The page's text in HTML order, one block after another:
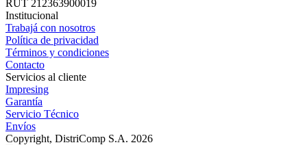
RUT 212363900019
Institucional
Trabajá con nosotros
Política de privacidad
Términos y condiciones
Contacto
Servicios al cliente
Impresing
Garantía
Servicio Técnico
Envíos
Copyright, DistriComp S.A. 2026